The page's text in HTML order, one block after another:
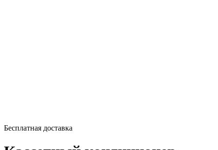
Бесплатная доставка